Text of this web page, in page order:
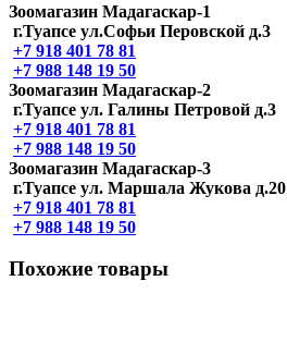
Зоомагазин Мадагаскар-1
г.Туапсе ул.Софьи Перовской д.3
+7 918 401 78 81
+7 988 148 19 50
Зоомагазин Мадагаскар-2
г.Туапсе ул. Галины Петровой д.3
+7 918 401 78 81
+7 988 148 19 50
Зоомагазин Мадагаскар-3
г.Туапсе ул. Маршала Жукова д.20
+7 918 401 78 81
+7 988 148 19 50
Похожие товары